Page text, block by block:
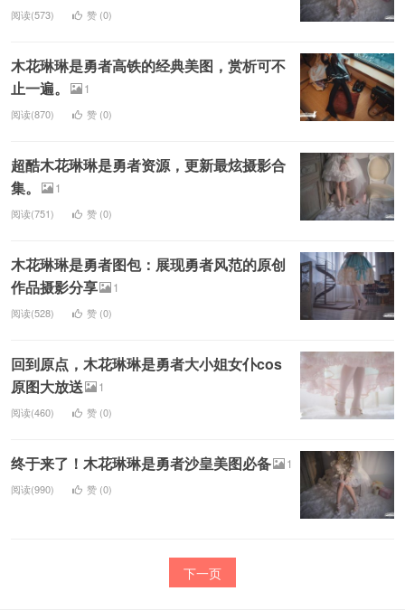
阅读(573) 赞 (0)
木花琳琳是勇者高铁的经典美图，赏析可不
止一遍。
1
阅读(870) 赞 (0)
超酷木花琳琳是勇者资源，更新最炫摄影合
集。
1
阅读(751) 赞 (0)
木花琳琳是勇者图包：展现勇者风范的原创
作品摄影分享
1
阅读(528) 赞 (0)
回到原点，木花琳琳是勇者大小姐女仆cos
原图大放送
1
阅读(460) 赞 (0)
终于来了！木花琳琳是勇者沙皇美图必备 1
阅读(990) 赞 (0)
下一页